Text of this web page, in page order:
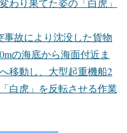
事故により沈没した貨物
の海底から海面付近ま
移動し、大型起重機船2
白虎」を反転させる作業